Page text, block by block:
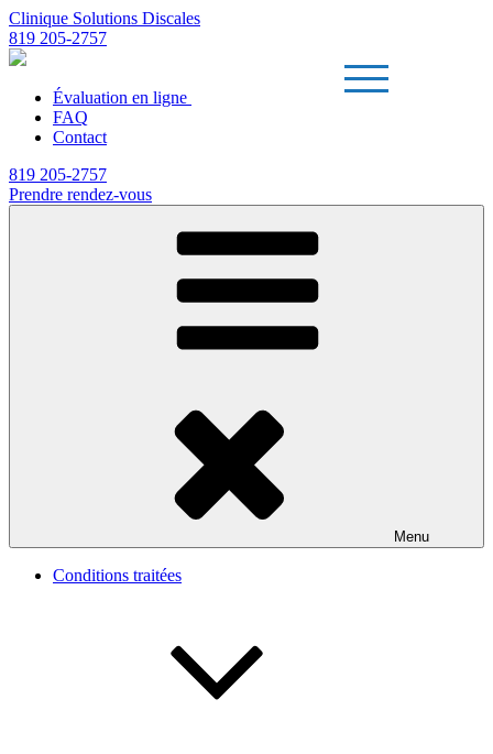
Clinique Solutions Discales
819 205-2757
Évaluation en ligne
FAQ
Contact
819 205-2757
Prendre rendez-vous
Menu
Conditions traitées